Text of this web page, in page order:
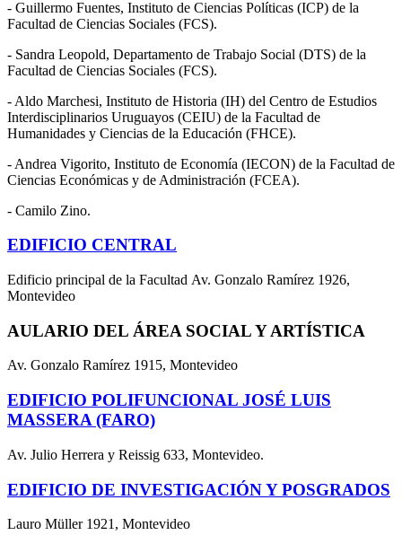
- Guillermo Fuentes, Instituto de Ciencias Políticas (ICP) de la
Facultad de Ciencias Sociales (FCS).
- Sandra Leopold, Departamento de Trabajo Social (DTS) de la
Facultad de Ciencias Sociales (FCS).
- Aldo Marchesi, Instituto de Historia (IH) del Centro de Estudios
Interdisciplinarios Uruguayos (CEIU) de la Facultad de
Humanidades y Ciencias de la Educación (FHCE).
- Andrea Vigorito, Instituto de Economía (IECON) de la Facultad de
Ciencias Económicas y de Administración (FCEA).
- Camilo Zino.
EDIFICIO CENTRAL
Edificio principal de la Facultad Av. Gonzalo Ramírez 1926,
Montevideo
AULARIO DEL ÁREA SOCIAL Y ARTÍSTICA
Av. Gonzalo Ramírez 1915, Montevideo
EDIFICIO POLIFUNCIONAL JOSÉ LUIS
MASSERA (FARO)
Av. Julio Herrera y Reissig 633, Montevideo.
EDIFICIO DE INVESTIGACIÓN Y POSGRADOS
Lauro Müller 1921, Montevideo